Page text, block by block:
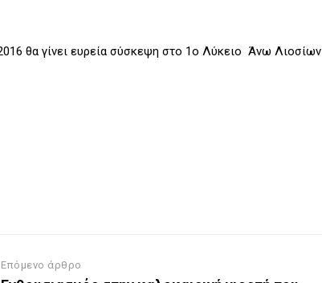
θα γίνει ευρεία σύσκεψη στο 1ο Λύκειο Άνω Λιοσίων
Επόμενο άρθρο